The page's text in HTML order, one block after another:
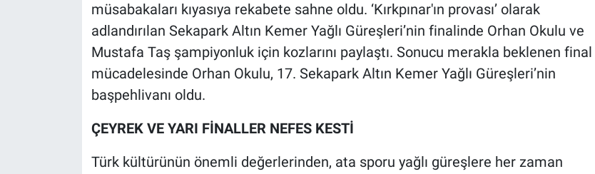
müsabakaları kıyasıya rekabete sahne oldu. ‘Kırkpınar'ın provası’ olarak
adlandırılan Sekapark Altın Kemer Yağlı Güreşleri’nin finalinde Orhan Okulu ve
Mustafa Taş şampiyonluk için kozlarını paylaştı. Sonucu merakla beklenen final
mücadelesinde Orhan Okulu, 17. Sekapark Altın Kemer Yağlı Güreşleri’nin
başpehlivanı oldu.
ÇEYREK VE YARI FİNALLER NEFES KESTİ
Türk kültürünün önemli değerlerinden, ata sporu yağlı güreşlere her zaman